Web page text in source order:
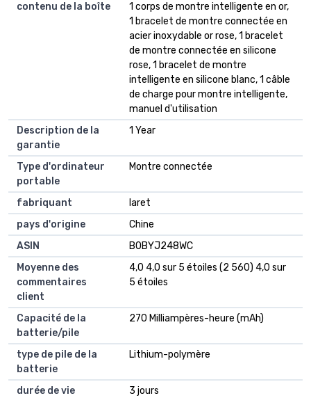
contenu de la boîte
1 corps de montre intelligente en or,
1 bracelet de montre connectée en
acier inoxydable or rose, 1 bracelet
de montre connectée en silicone
rose, 1 bracelet de montre
intelligente en silicone blanc, 1 câble
de charge pour montre intelligente,
manuel d'utilisation
Description de la
garantie
1 Year
Type d'ordinateur
portable
Montre connectée
fabriquant
Iaret
pays d'origine
Chine
ASIN
B0BYJ248WC
Moyenne des
commentaires
client
4,0 4,0 sur 5 étoiles (2 560) 4,0 sur
5 étoiles
Capacité de la
batterie/pile
270 Milliampères-heure (mAh)
type de pile de la
batterie
Lithium-polymère
durée de vie
3 jours